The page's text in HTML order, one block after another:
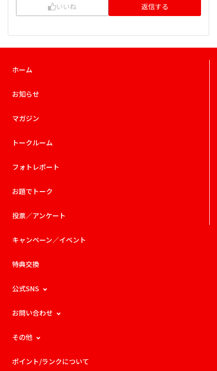
いいね 返信する
ホーム
お知らせ
マガジン
トークルーム
フォトレポート
お題でトーク
投票／アンケート
キャンペーン／イベント
特典交換
公式SNS
お問い合わせ
その他
ポイント/ランクについて